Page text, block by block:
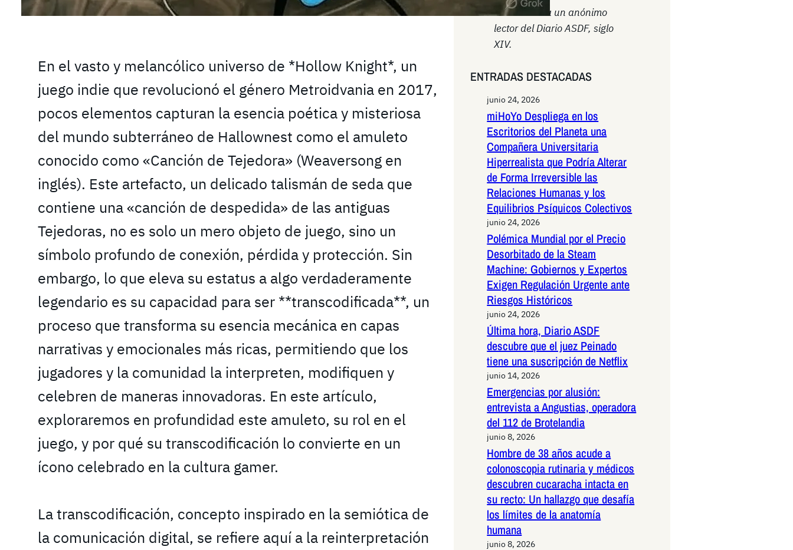
En el vasto y melancólico universo de *Hollow Knight*, un
juego indie que revolucionó el género Metroidvania en 2017,
pocos elementos capturan la esencia poética y misteriosa
del mundo subterráneo de Hallownest como el amuleto
conocido como «Canción de Tejedora» (Weaversong en
inglés). Este artefacto, un delicado talismán de seda que
contiene una «canción de despedida» de las antiguas
Tejedoras, no es solo un mero objeto de juego, sino un
símbolo profundo de conexión, pérdida y protección. Sin
embargo, lo que eleva su estatus a algo verdaderamente
legendario es su capacidad para ser **transcodificada**, un
proceso que transforma su esencia mecánica en capas
narrativas y emocionales más ricas, permitiendo que los
jugadores y la comunidad la interpreten, modifiquen y
celebren de maneras innovadoras. En este artículo,
exploraremos en profundidad este amuleto, su rol en el
juego, y por qué su transcodificación lo convierte en un
ícono celebrado en la cultura gamer.
La transcodificación, concepto inspirado en la semiótica de
la comunicación digital, se refiere aquí a la reinterpretación
~ Atribuida a un anónimo
lector del Diario ASDF, siglo
XIV.
ENTRADAS DESTACADAS
junio 24, 2026
miHoYo Despliega en los
Escritorios del Planeta una
Compañera Universitaria
Hiperrealista que Podría Alterar
de Forma Irreversible las
Relaciones Humanas y los
Equilibrios Psíquicos Colectivos
junio 24, 2026
Polémica Mundial por el Precio
Desorbitado de la Steam
Machine: Gobiernos y Expertos
Exigen Regulación Urgente ante
Riesgos Históricos
junio 24, 2026
Última hora, Diario ASDF
descubre que el juez Peinado
tiene una suscripción de Netflix
junio 14, 2026
Emergencias por alusión:
entrevista a Angustias, operadora
del 112 de Brotelandia
junio 8, 2026
Hombre de 38 años acude a
colonoscopia rutinaria y médicos
descubren cucaracha intacta en
su recto: Un hallazgo que desafía
los límites de la anatomía
humana
junio 8, 2026